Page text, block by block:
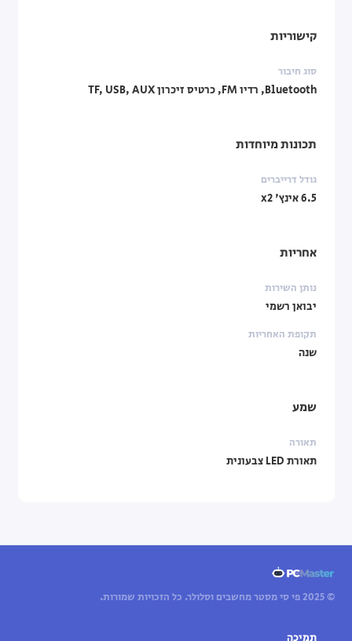
קישוריות
סוג חיבור
Bluetooth, רדיו FM, כרטיס זיכרון TF, USB, AUX
תכונות מיוחדות
גודל דרייברים
6.5 אינץ' x2
אחריות
נותן השירות
יבואן רשמי
תקופת האחריות
שנה
שמע
תאורה
תאורת LED צבעונית
© 2025 פי סי מסטר מחשבים וסלולר. כל הזכויות שמורות.
תמיכה